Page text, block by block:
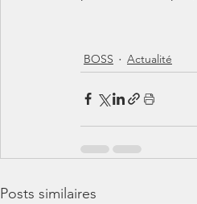
BOSS Actualité
Posts similaires